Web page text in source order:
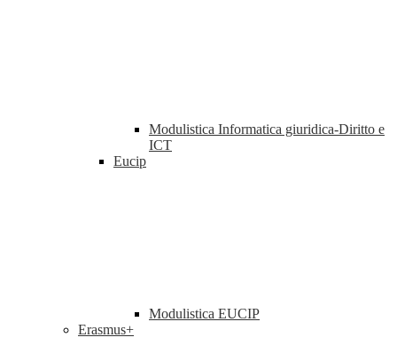
Modulistica Informatica giuridica-Diritto e
ICT
Eucip
Modulistica EUCIP
Erasmus+